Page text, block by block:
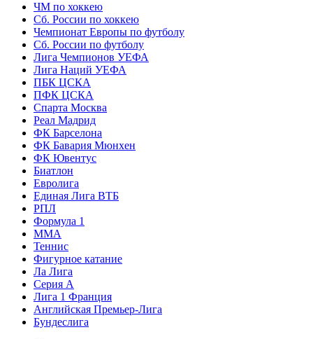
ЧМ по хоккею
Сб. России по хоккею
Чемпионат Европы по футболу
Сб. России по футболу
Лига Чемпионов УЕФА
Лига Наций УЕФА
ПБК ЦСКА
ПФК ЦСКА
Спарта Москва
Реал Мадрид
ФК Барселона
ФК Бавария Мюнхен
ФК Ювентус
Биатлон
Евролига
Единая Лига ВТБ
РПЛ
Формула 1
MMA
Теннис
Фигурное катание
Ла Лига
Серия А
Лига 1 Франция
Английская Премьер-Лига
Бундеслига